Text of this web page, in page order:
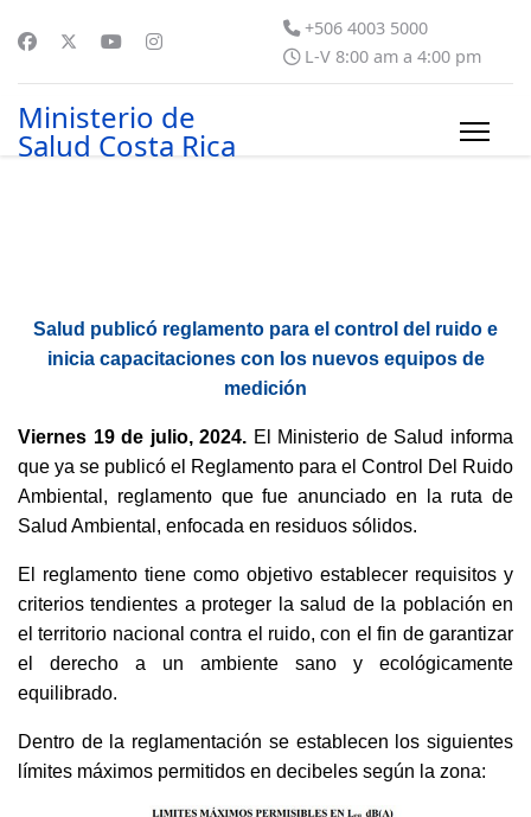
+506 4003 5000
L-V 8:00 am a 4:00 pm
Ministerio de
Salud Costa Rica
Salud publicó reglamento para el control del ruido e
inicia capacitaciones con los nuevos equipos de
medición
Viernes 19 de julio, 2024. El Ministerio de Salud informa
que ya se publicó el Reglamento para el Control Del Ruido
Ambiental, reglamento que fue anunciado en la ruta de
Salud Ambiental, enfocada en residuos sólidos.
El reglamento tiene como objetivo establecer requisitos y
criterios tendientes a proteger la salud de la población en
el territorio nacional contra el ruido, con el fin de garantizar
el derecho a un ambiente sano y ecológicamente
equilibrado.
Dentro de la reglamentación se establecen los siguientes
límites máximos permitidos en decibeles según la zona: